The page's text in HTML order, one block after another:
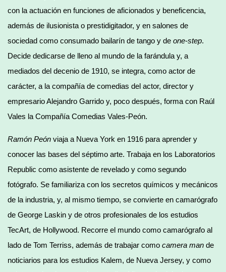
con la actuación en funciones de aficionados y beneficencia,
además de ilusionista o prestidigitador, y en salones de
sociedad como consumado bailarín de tango y de one-step.
Decide dedicarse de lleno al mundo de la farándula y, a
mediados del decenio de 1910, se integra, como actor de
carácter, a la compañía de comedias del actor, director y
empresario Alejandro Garrido y, poco después, forma con Raúl
Vales la Compañía Comedias Vales-Peón.
Ramón Peón viaja a Nueva York en 1916 para aprender y
conocer las bases del séptimo arte. Trabaja en los Laboratorios
Republic como asistente de revelado y como segundo
fotógrafo. Se familiariza con los secretos químicos y mecánicos
de la industria, y, al mismo tiempo, se convierte en camarógrafo
de George Laskin y de otros profesionales de los estudios
TecArt, de Hollywood. Recorre el mundo como camarógrafo al
lado de Tom Terriss, además de trabajar como camera man de
noticiarios para los estudios Kalem, de Nueva Jersey, y como